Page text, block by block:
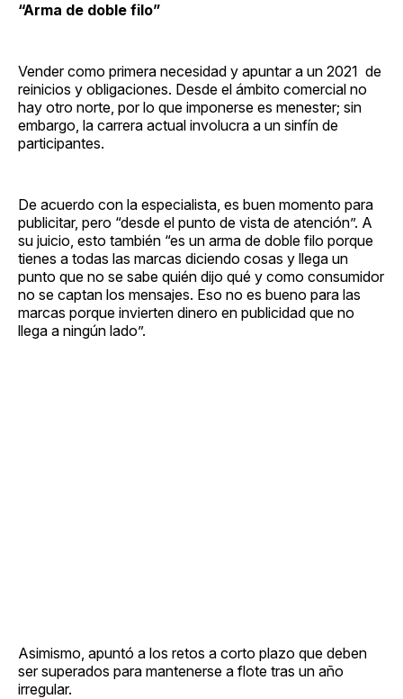
“Arma de doble filo”
Vender como primera necesidad y apuntar a un 2021 de
reinicios y obligaciones. Desde el ámbito comercial no
hay otro norte, por lo que imponerse es menester; sin
embargo, la carrera actual involucra a un sinfín de
participantes.
De acuerdo con la especialista, es buen momento para
publicitar, pero “desde el punto de vista de atención”. A
su juicio, esto también “es un arma de doble filo porque
tienes a todas las marcas diciendo cosas y llega un
punto que no se sabe quién dijo qué y como consumidor
no se captan los mensajes. Eso no es bueno para las
marcas porque invierten dinero en publicidad que no
llega a ningún lado”.
Asimismo, apuntó a los retos a corto plazo que deben
ser superados para mantenerse a flote tras un año
irregular.